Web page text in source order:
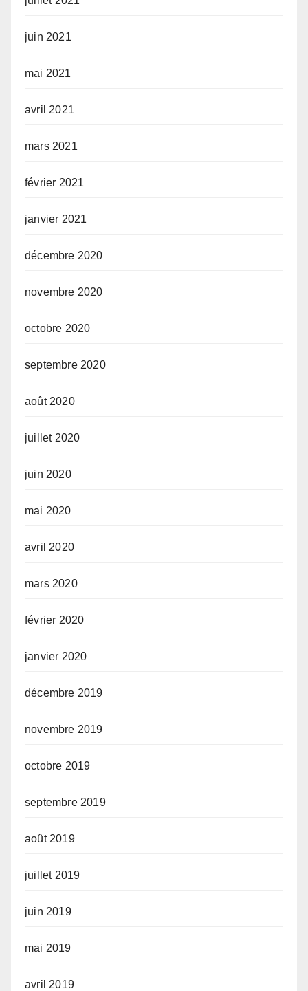
juin 2021
mai 2021
avril 2021
mars 2021
février 2021
janvier 2021
décembre 2020
novembre 2020
octobre 2020
septembre 2020
août 2020
juillet 2020
juin 2020
mai 2020
avril 2020
mars 2020
février 2020
janvier 2020
décembre 2019
novembre 2019
octobre 2019
septembre 2019
août 2019
juillet 2019
juin 2019
mai 2019
avril 2019